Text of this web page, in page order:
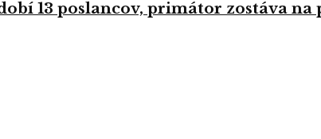
13 poslancov, primátor zostáva na